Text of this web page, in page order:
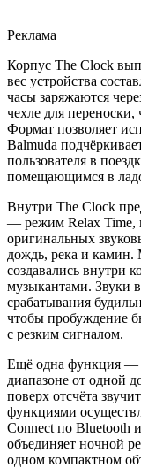
Реклама
Корпус The Clock
вес устройства
часы заряжаются
чехле для
Формат позволяет
Balmuda
пользователя в
помещающимся в
Внутри The Clock
— режим Relax Time,
оригинальных
дождь, река и камин.
создавались внутри
музыкантами. Звуки
срабатывания
чтобы пробуждение
с резким сигналом.
Ещё одна функция —
диапазоне от одной
поверх отсчёта
функциями
Connect по Bluetooth
объединяет ночной
одном компактном